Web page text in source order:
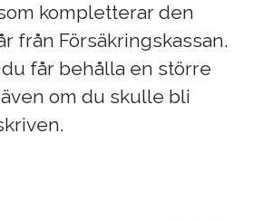
kompletterar den
från Försäkringskassan.
får behålla en större
om du skulle bli